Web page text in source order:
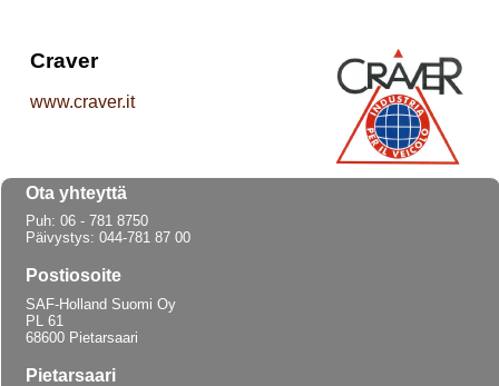
Craver
www.craver.it
Ota yhteyttä
Puh: 06 - 781 8750
Päivystys: 044-781 87 00
Postiosoite
SAF-Holland Suomi Oy
PL 61
68600 Pietarsaari
Pietarsaari